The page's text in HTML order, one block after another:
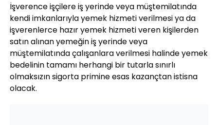
İşverence işçilere iş yerinde veya müştemilatında
kendi imkanlarıyla yemek hizmeti verilmesi ya da
işverenlerce hazır yemek hizmeti veren kişilerden
satın alınan yemeğin iş yerinde veya
müştemilatında çalışanlara verilmesi halinde yemek
bedelinin tamamı herhangi bir tutarla sınırlı
olmaksızın sigorta primine esas kazançtan istisna
olacak.